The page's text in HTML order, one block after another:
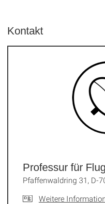
Kontakt
Professur für
Pfaffenwaldring 31, D-
Weitere